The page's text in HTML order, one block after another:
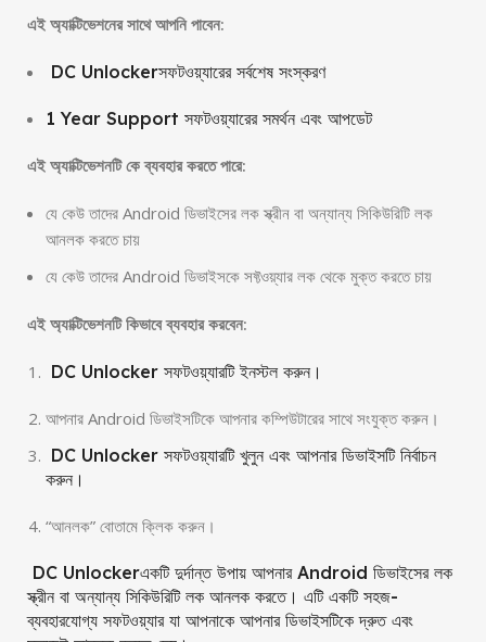
এই অ্যাক্টিভেশনের সাথে আপনি পাবেন:
DC Unlockerসফটওয়্যারের সর্বশেষ সংস্করণ
1 Year Support সফটওয়্যারের সমর্থন এবং আপডেট
এই অ্যাক্টিভেশনটি কে ব্যবহার করতে পারে:
যে কেউ তাদের Android ডিভাইসের লক স্ক্রীন বা অন্যান্য সিকিউরিটি লক
আনলক করতে চায়
যে কেউ তাদের Android ডিভাইসকে সফ্টওয়্যার লক থেকে মুক্ত করতে চায়
এই অ্যাক্টিভেশনটি কিভাবে ব্যবহার করবেন:
DC Unlocker সফটওয়্যারটি ইনস্টল করুন।
আপনার Android ডিভাইসটিকে আপনার কম্পিউটারের সাথে সংযুক্ত করুন।
DC Unlocker সফটওয়্যারটি খুলুন এবং আপনার ডিভাইসটি নির্বাচন
করুন।
“আনলক” বোতামে ক্লিক করুন।
DC Unlockerএকটি দুর্দান্ত উপায় আপনার Android ডিভাইসের লক
স্ক্রীন বা অন্যান্য সিকিউরিটি লক আনলক করতে। এটি একটি সহজ-
ব্যবহারযোগ্য সফটওয়্যার যা আপনাকে আপনার ডিভাইসটিকে দ্রুত এবং